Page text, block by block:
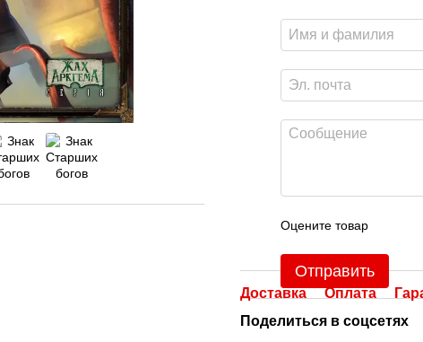
Оцените товар
Отправить
Доставка Оплата
Поделиться в соцсетях